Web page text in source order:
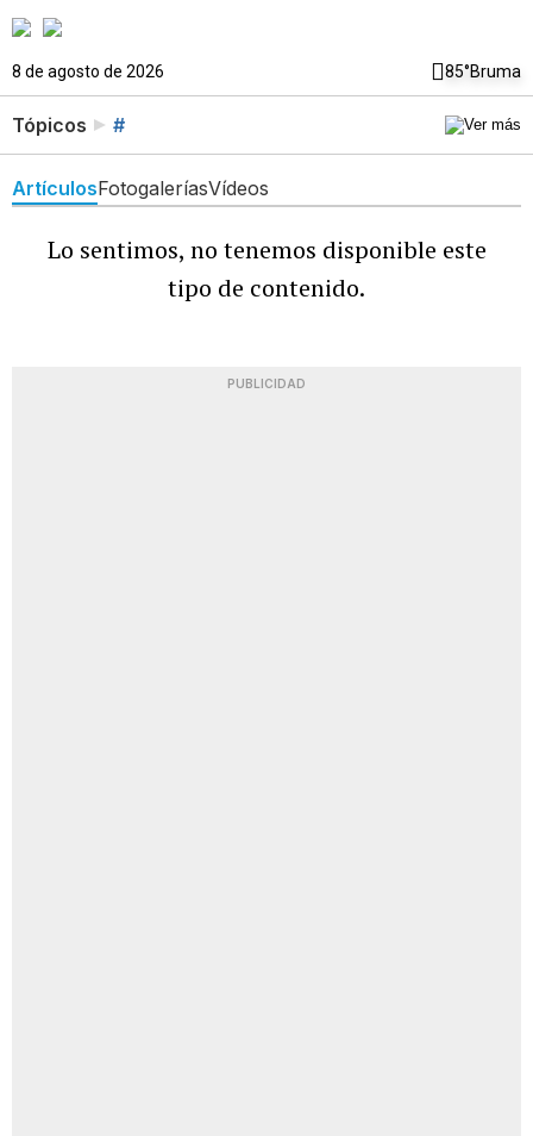
8 de agosto de 2026 85°Bruma
Tópicos #
ArtículosFotogaleríasVídeos
Lo sentimos, no tenemos disponible este
tipo de contenido.
PUBLICIDAD